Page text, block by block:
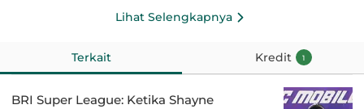
Lihat Selengkapnya
Terkait Kredit 1
BRI Super League: Ketika Shayne